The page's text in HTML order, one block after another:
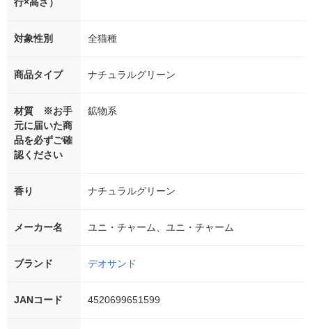
対象性別 全猫種
商品タイプ ナチュラルグリーン
材質 ※お手
元に届いた商
品を必ずご確
認ください
鉱物系
香り ナチュラルグリーン
メーカー名 ユニ・チャーム、ユニ・チャーム
ブランド デオサンド
JANコード 4520699651599